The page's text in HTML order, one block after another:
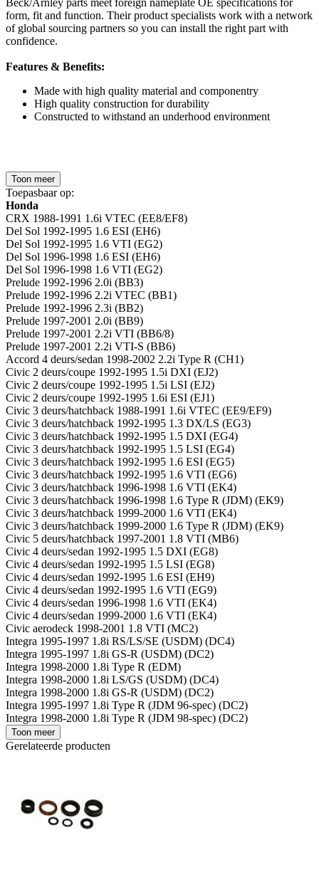
Beck/Arnley parts meet foreign nameplate OE specifications for
form, fit and function. Their product specialists work with a network
of global sourcing partners so you can install the right part with
confidence.
Features & Benefits:
Made with high quality material and componentry
High quality construction for durability
Constructed to withstand an underhood environment
Toon meer
Toepasbaar op:
Honda
CRX 1988-1991 1.6i VTEC (EE8/EF8)
Del Sol 1992-1995 1.6 ESI (EH6)
Del Sol 1992-1995 1.6 VTI (EG2)
Del Sol 1996-1998 1.6 ESI (EH6)
Del Sol 1996-1998 1.6 VTI (EG2)
Prelude 1992-1996 2.0i (BB3)
Prelude 1992-1996 2.2i VTEC (BB1)
Prelude 1992-1996 2.3i (BB2)
Prelude 1997-2001 2.0i (BB9)
Prelude 1997-2001 2.2i VTI (BB6/8)
Prelude 1997-2001 2.2i VTI-S (BB6)
Accord 4 deurs/sedan 1998-2002 2.2i Type R (CH1)
Civic 2 deurs/coupe 1992-1995 1.5i DXI (EJ2)
Civic 2 deurs/coupe 1992-1995 1.5i LSI (EJ2)
Civic 2 deurs/coupe 1992-1995 1.6i ESI (EJ1)
Civic 3 deurs/hatchback 1988-1991 1.6i VTEC (EE9/EF9)
Civic 3 deurs/hatchback 1992-1995 1.3 DX/LS (EG3)
Civic 3 deurs/hatchback 1992-1995 1.5 DXI (EG4)
Civic 3 deurs/hatchback 1992-1995 1.5 LSI (EG4)
Civic 3 deurs/hatchback 1992-1995 1.6 ESI (EG5)
Civic 3 deurs/hatchback 1992-1995 1.6 VTI (EG6)
Civic 3 deurs/hatchback 1996-1998 1.6 VTI (EK4)
Civic 3 deurs/hatchback 1996-1998 1.6 Type R (JDM) (EK9)
Civic 3 deurs/hatchback 1999-2000 1.6 VTI (EK4)
Civic 3 deurs/hatchback 1999-2000 1.6 Type R (JDM) (EK9)
Civic 5 deurs/hatchback 1997-2001 1.8 VTI (MB6)
Civic 4 deurs/sedan 1992-1995 1.5 DXI (EG8)
Civic 4 deurs/sedan 1992-1995 1.5 LSI (EG8)
Civic 4 deurs/sedan 1992-1995 1.6 ESI (EH9)
Civic 4 deurs/sedan 1992-1995 1.6 VTI (EG9)
Civic 4 deurs/sedan 1996-1998 1.6 VTI (EK4)
Civic 4 deurs/sedan 1999-2000 1.6 VTI (EK4)
Civic aerodeck 1998-2001 1.8 VTI (MC2)
Integra 1995-1997 1.8i RS/LS/SE (USDM) (DC4)
Integra 1995-1997 1.8i GS-R (USDM) (DC2)
Integra 1998-2000 1.8i Type R (EDM)
Integra 1998-2000 1.8i LS/GS (USDM) (DC4)
Integra 1998-2000 1.8i GS-R (USDM) (DC2)
Integra 1995-1997 1.8i Type R (JDM 96-spec) (DC2)
Integra 1998-2000 1.8i Type R (JDM 98-spec) (DC2)
Toon meer
Gerelateerde producten